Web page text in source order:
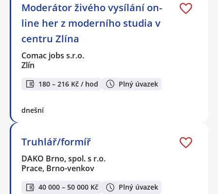
Moderátor živého vysílání on-
line her z moderního studia v
centru Zlína
Comac jobs s.r.o.
Zlín
180 – 216 Kč / hod Plný úvazek
dnešní
Truhlář/formíř
DAKO Brno, spol. s r.o.
Prace, Brno-venkov
40 000 – 50 000 Kč Plný úvazek